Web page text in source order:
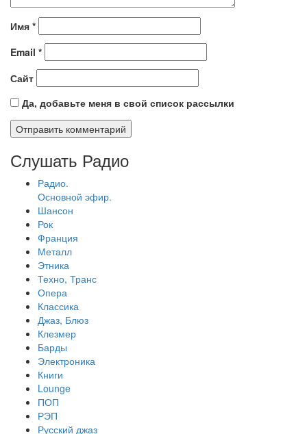
Имя *
Email *
Сайт
Да, добавьте меня в свой список рассылки
Слушать Радио
Радио.
Основной эфир.
Шансон
Рок
Франция
Металл
Этника
Техно, Транс
Опера
Классика
Джаз, Блюз
Клезмер
Барды
Электроника
Книги
Lounge
ПОП
РЭП
Русский джаз